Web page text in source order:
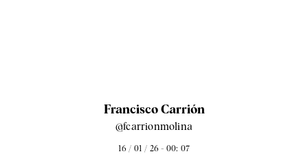
Francisco Carrión
@fcarrionmolina
16 / 01 / 26 - 00: 07